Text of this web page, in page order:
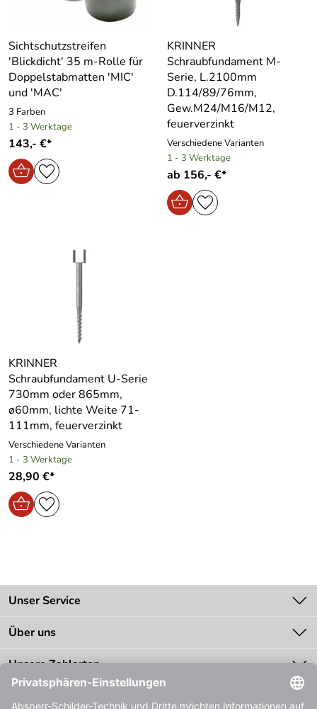
Sichtschutzstreifen
′Blickdicht′ 35 m-Rolle für
Doppelstabmatten ′MIC′
und ′MAC′
3 Farben
1 - 3 Werktage
143,- €*
KRINNER
Schraubfundament M-
Serie, L.2100mm
D.114/89/76mm,
Gew.M24/M16/M12,
feuerverzinkt
Verschiedene Varianten
1 - 3 Werktage
ab 156,- €*
KRINNER
Schraubfundament U-Serie
730mm oder 865mm,
ø60mm, lichte Weite 71-
111mm, feuerverzinkt
Verschiedene Varianten
1 - 3 Werktage
28,90 €*
Unser Service
Kontakt
Über uns
Unsere Bestseller
Unsere Zahlarten